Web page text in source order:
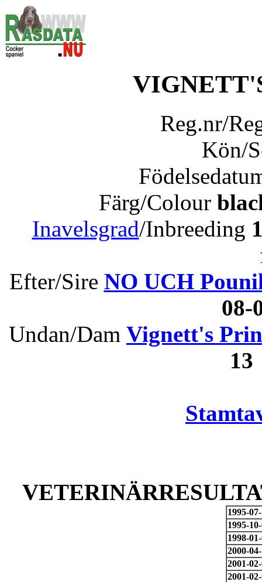
Reg.nr/
Kön/
Färg/Colour
Inavelsgrad/Inbreeding
Efter/Sire NO UCH
Undan/Dam Vignett's
1995-
1995-
1998-
2000-
2001-
2001-